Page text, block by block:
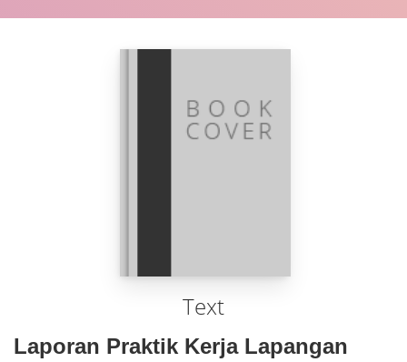
Text
Laporan Praktik Kerja Lapangan